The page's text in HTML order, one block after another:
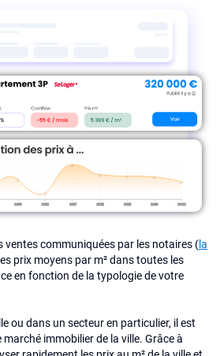
ventes communiquées par les notaires (la
prix moyens par m² dans toutes les
en fonction de la typologie de votre
ou dans un secteur en particulier, il est
immobilier de la ville. Grâce à